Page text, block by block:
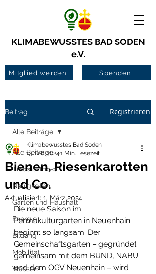
KLIMABEWUSSTES BAD SODEN
e.V.
Spenden
Mitglied werden
Beitrag Registrieren
Alle Beiträge
Tipps & Tricks
Neuigkeiten
Garten und Haushalt
Energie
Bildung
Mobilität
Wasser
Alle Beiträge
Bienen, Riesenkarotten
und Co.
Klimabewusstes Bad Soden
13. Feb. 2024 1 Min. Lesezeit
Aktualisiert: 1. März 2024
Die neue Saison im
Permakulturgarten in Neuenhain
beginnt so langsam. Der
Gemeinschaftsgarten – gegründet
gemeinsam mit dem BUND, NABU
und dem OGV Neuenhain – wird